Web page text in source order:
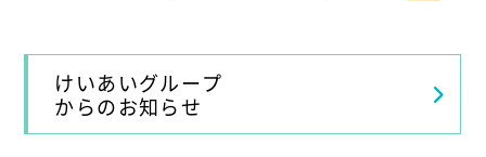
けいあいグループ
からのお知らせ